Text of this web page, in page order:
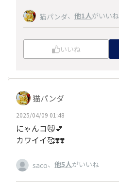
猫パンダ、 他1人がいいね
いいね
猫パンダ
2025/04/09 01:48
にゃんコ😼💕
カワイイ🥰❣️❣️
saco、 他5人がいいね